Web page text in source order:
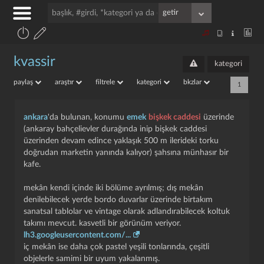
kvassir kategori
paylaş araştır filtrele kategori bkzlar 1
ankara'da bulunan, konumu emek bişkek caddesi üzerinde
(ankaray bahçelievler durağında inip bişkek caddesi
üzerinden devam edince yaklaşık 500 m ilerideki torku
doğrudan marketin yanında kalıyor) şahsına münhasır bir
kafe.
mekân kendi içinde iki bölüme ayrılmış; dış mekân
denilebilecek yerde bordo duvarlar üzerinde birtakım
sanatsal tablolar ve vintage olarak adlandırabilecek koltuk
takımı mevcut. kasvetli bir görünüm veriyor.
lh3.googleusercontent.com/...
iç mekân ise daha çok pastel yeşili tonlarında, çeşitli
objelerle samimi bir uyum yakalanmış.